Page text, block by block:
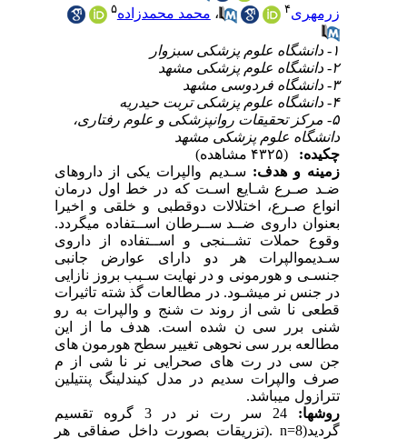
۴ ، محمد محمدزاده
۵- مرکز تحقیقات روانپزشکی و علوم رفتاری،
دانشگاه علوم پزشکی مشهد
(۴۳۲۵ مشاهده)
زمینه و هدف: سـدیم والپرات یکی از داروهای
ضـد صـرع شـایع اسـت که در خط اول درمان
انواع صـرع، اختلالات دوقطبی و خلقی و اخیرا
بعنوان داروی ضــد ســرطان اســتفاده میگردد.
وقوع حملات تشــنجی و اســتفاده از داروی
سـدیموالپرات هر دو دارای عوارض جانبی
جنسـی و هورمونی و در نهایت سـبب بروز نازایی
در جنس نر میشـود. در مطالعات گذ شته تاثیرات
قطعی نا شی از روند ت شنج و والپرات به رو
شنی برر سی ن شده است. هدف ما از این
مطالعه برر سی نحوهی تغییر سطح هورمون های
جن سی در رت های صحرایی نر نا شی از م
صرف والپرات سدیم در مدل کیندلینگ پنتیلین
تترازول میباشد.
24 سر رت نر در 3 گروه تقسیم
گردید(8=n .(تزریقات بصورت داخل صفاقی هر